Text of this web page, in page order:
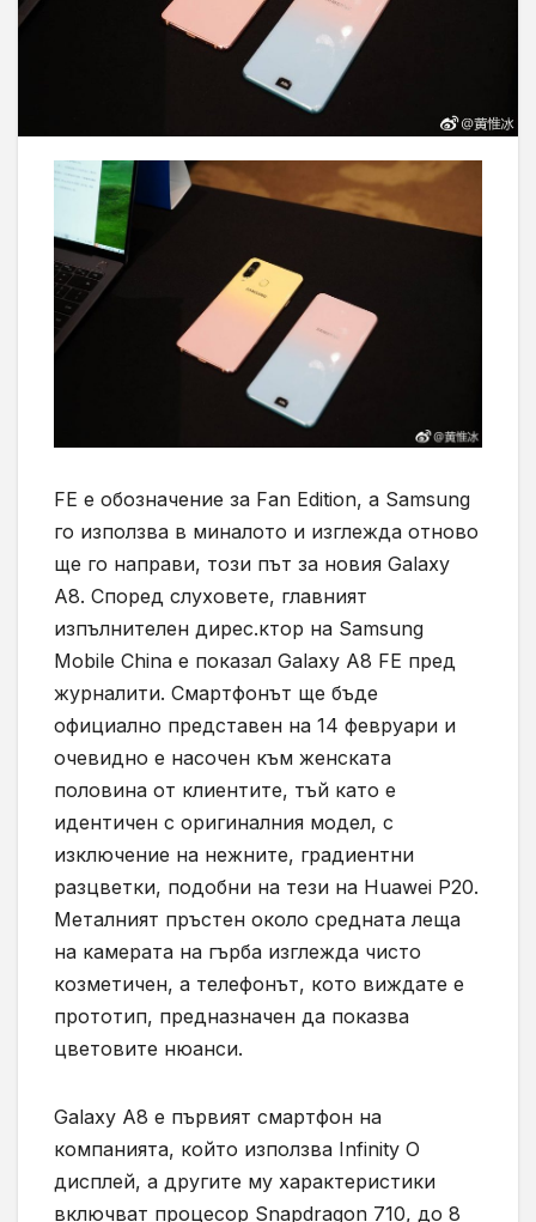
FE е обозначение за Fan Edition, а Samsung
го използва в миналото и изглежда отново
ще го направи, този път за новия Galaxy
A8. Според слуховете, главният
изпълнителен дирес.ктор на Samsung
Mobile China е показал Galaxy A8 FE пред
журналити. Смартфонът ще бъде
официално представен на 14 февруари и
очевидно е насочен към женската
половина от клиентите, тъй като е
идентичен с оригиналния модел, с
изключение на нежните, градиентни
разцветки, подобни на тези на Huawei P20.
Металният пръстен около средната леща
на камерата на гърба изглежда чисто
козметичен, а телефонът, кото виждате е
прототип, предназначен да показва
цветовите нюанси.
Galaxy A8 е първият смартфон на
компанията, който използва Infinity O
дисплей, а другите му характеристики
включват процесор Snapdragon 710, до 8